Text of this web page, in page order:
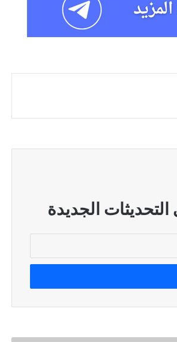
الجديدة